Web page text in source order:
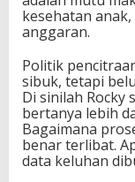
kesehatan
anggaran.
Politik
sibuk, tetapi
Di sinilah
bertanya lebih
Bagaimana
benar terlibat.
data keluhan